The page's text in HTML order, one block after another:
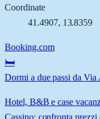
Coordinate
41.4907, 13.8359
Booking.com
🛏️
Dormi a due passi da Via
Hotel, B&B e case
Cassino: confronta